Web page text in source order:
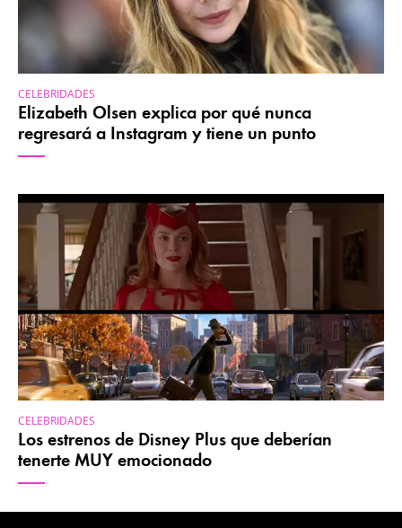
CELEBRIDADES
Elizabeth Olsen explica por qué nunca
regresará a Instagram y tiene un punto
CELEBRIDADES
Los estrenos de Disney Plus que deberían
tenerte MUY emocionado